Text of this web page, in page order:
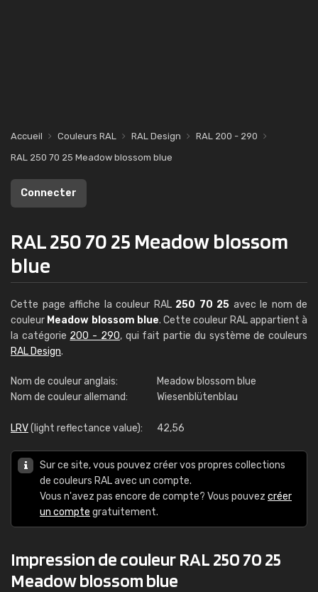
Accueil Couleurs RAL RAL Design
RAL 200 - 290
RAL 250 70 25 Meadow blossom blue
Connecter
RAL 250 70 25 Meadow blossom
blue
Cette page affiche la couleur RAL 250 70 25 avec le nom de
couleur Meadow blossom blue. Cette couleur RAL appartient à
la catégorie 200 - 290, qui fait partie du système de couleurs
RAL Design.
Nom de couleur anglais:
Meadow blossom blue
Nom de couleur allemand:
Wiesenblütenblau
LRV(light reflectance value): 42,56
Sur ce site, vous pouvez créer vos propres collections
de couleurs RAL avec un compte.
Vous n'avez pas encore de compte? Vous pouvez créer
un compte gratuitement.
Impression de couleur RAL 250 70 25
Meadow blossom blue